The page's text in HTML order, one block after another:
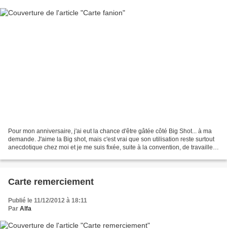
Pour mon anniversaire, j'ai eut la chance d'être gâtée côté Big Shot... à ma
demande. J'aime la Big shot, mais c'est vrai que son utilisation reste surtout
anecdotique chez moi et je me suis fixée, suite à la convention, de travailler
Carte remerciement
Publié le 11/12/2012 à 18:11
Par Alfa